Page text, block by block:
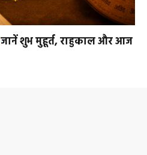
जानें शुभ मुहूर्त, राहुकाल और आज